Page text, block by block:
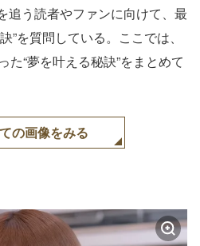
追う読者やファンに向けて、最
”を質問している。ここでは、
た“夢を叶える秘訣”をまとめて
の画像をみる